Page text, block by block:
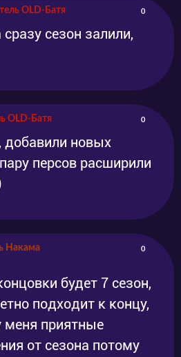
OLD-Батя 0
сезон залили,
OLD-Батя 0
добавили новых
персов расширили
Накама
0
будет 7 сезон,
подходит к концу,
меня приятные
от сезона потому